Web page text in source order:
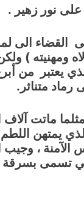
نور زهير .
الى
ومهنيته
يعتبر من
متناثر.
ماتت آلاف
يمتهن
الآمنة ،
تسمى بسرقة